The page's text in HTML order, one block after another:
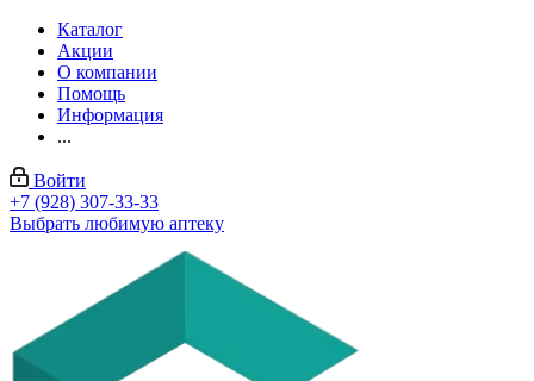
Каталог
Акции
О компании
Помощь
Информация
...
Войти
+7 (928) 307-33-33
Выбрать любимую аптеку